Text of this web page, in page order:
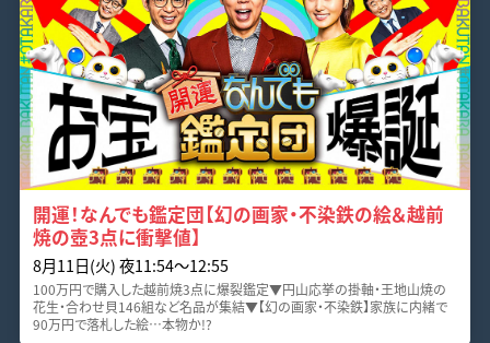
開運！なんでも鑑定団【幻の画家・不染鉄の絵＆越前
焼の壺3点に衝撃値】
8月11日(火) 夜11:54〜12:55
100万円で購入した越前焼3点に爆裂鑑定▼円山応挙の掛軸・王地山焼の
花生・合わせ貝146組など名品が集結▼【幻の画家・不染鉄】家族に内緒で
90万円で落札した絵…本物か!?